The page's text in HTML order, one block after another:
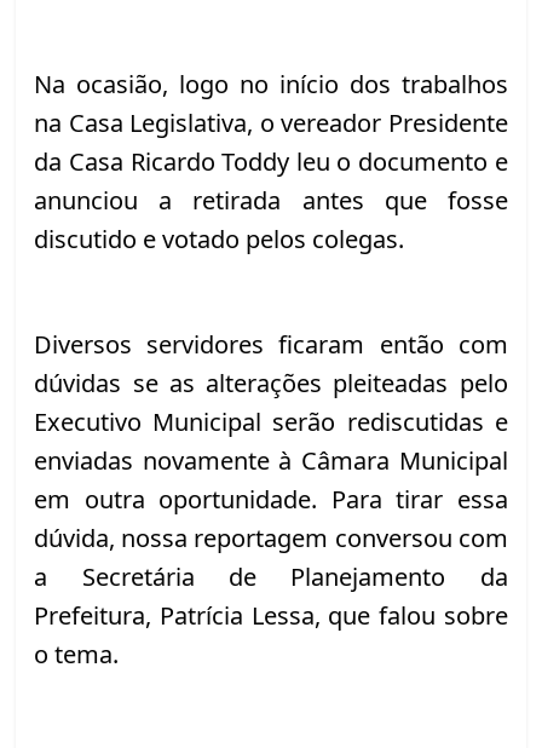
Na ocasião, logo no início dos trabalhos
na Casa Legislativa, o vereador Presidente
da Casa Ricardo Toddy leu o documento e
anunciou a retirada antes que fosse
discutido e votado pelos colegas.
Diversos servidores ficaram então com
dúvidas se as alterações pleiteadas pelo
Executivo Municipal serão rediscutidas e
enviadas novamente à Câmara Municipal
em outra oportunidade. Para tirar essa
dúvida, nossa reportagem conversou com
a Secretária de Planejamento da
Prefeitura, Patrícia Lessa, que falou sobre
o tema.